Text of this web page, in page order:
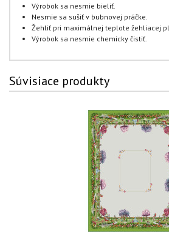
Výrobok sa nesmie bieliť.
Nesmie sa sušiť v bubnovej práčke.
Žehliť pri maximálnej teplote žehliacej
Výrobok sa nesmie chemicky čistiť.
Súvisiace produkty